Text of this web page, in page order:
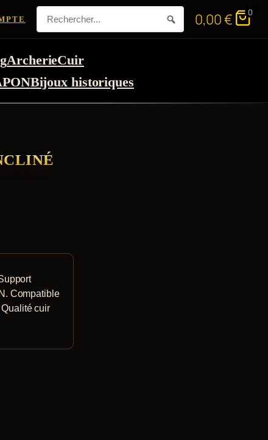
0,00€ 0
ArcherieCuir
Bijoux historiques
Compatible
cuir